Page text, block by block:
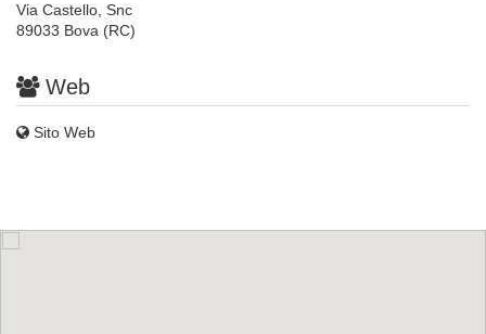
Via Castello, Snc
89033 Bova (RC)
Web
Sito Web